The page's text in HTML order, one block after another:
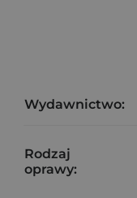
Wydawnictwo:
Rodzaj
oprawy: